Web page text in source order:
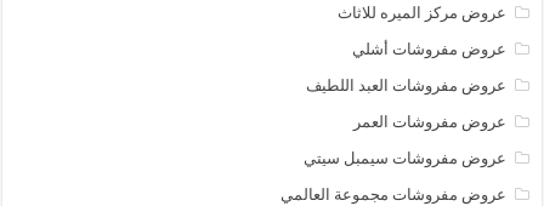
عروض مركز الميره للاثاث
عروض مفروشات أشلي
عروض مفروشات العبد اللطيف
عروض مفروشات العمر
عروض مفروشات سيمبل سيتي
عروض مفروشات مجموعة العالمي